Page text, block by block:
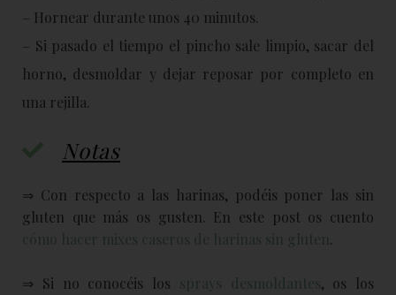
– Hornear durante unos 40 minutos.
– Si pasado el tiempo el pincho sale limpio, sacar del
horno, desmoldar y dejar reposar por completo en
una rejilla.
Notas
⇒ Con respecto a las harinas, podéis poner las sin
gluten que más os gusten. En este post os cuento
cómo hacer mixes caseros de harinas sin gluten.
⇒ Si no conocéis los sprays desmoldantes, os los